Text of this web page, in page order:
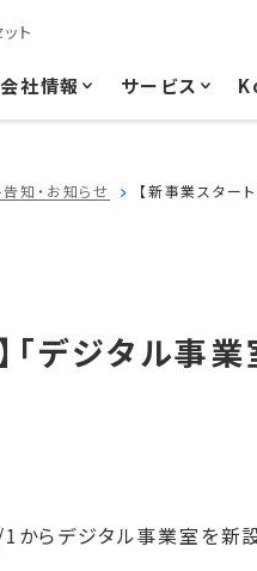
ト
会社情報 サービス
知・お知らせ 【新事業スター
「デジタル事
からデジタル事業室を新